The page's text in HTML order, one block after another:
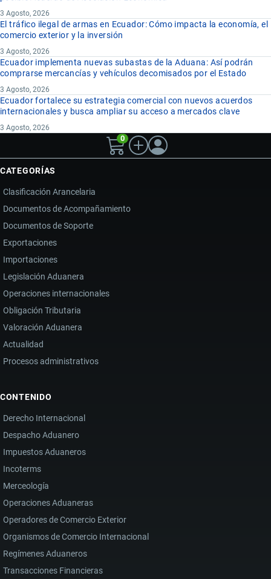
3 Agosto, 2026
El tráfico ilegal de armas en Ecuador: Cómo impacta la economía, el
comercio exterior y la inversión
3 Agosto, 2026
Ecuador implementa nuevas subastas de la Aduana: Así podrán
comprarse mercancías y vehículos decomisados por el Estado
3 Agosto, 2026
Ecuador fortalece su estrategia comercial con nuevos acuerdos
internacionales y busca ampliar su acceso a mercados clave
3 Agosto, 2026
0
CATEGORÍAS
Clasificación Arancelaria
Documentos de Acompañamiento
Documentos de Soporte
Exportaciones
Importaciones
Legislación Aduanera
Operaciones internacionales
Obligación Tributaria
Valoración Aduanera
Actualidad
Procesos administrativos
CONTENIDO
Derecho Internacional
Despacho Aduanero
Impuestos Aduaneros
Incoterms
Merceología
Operaciones Aduaneras
Operadores de Comercio Exterior
Organismos de Comercio Internacional
Regímenes Aduaneros
Transacciones Financieras